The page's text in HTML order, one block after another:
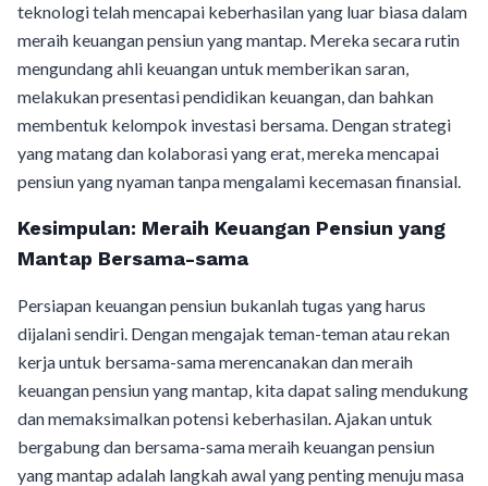
teknologi telah mencapai keberhasilan yang luar biasa dalam
meraih keuangan pensiun yang mantap. Mereka secara rutin
mengundang ahli keuangan untuk memberikan saran,
melakukan presentasi pendidikan keuangan, dan bahkan
membentuk kelompok investasi bersama. Dengan strategi
yang matang dan kolaborasi yang erat, mereka mencapai
pensiun yang nyaman tanpa mengalami kecemasan finansial.
Kesimpulan: Meraih Keuangan Pensiun yang
Mantap Bersama-sama
Persiapan keuangan pensiun bukanlah tugas yang harus
dijalani sendiri. Dengan mengajak teman-teman atau rekan
kerja untuk bersama-sama merencanakan dan meraih
keuangan pensiun yang mantap, kita dapat saling mendukung
dan memaksimalkan potensi keberhasilan. Ajakan untuk
bergabung dan bersama-sama meraih keuangan pensiun
yang mantap adalah langkah awal yang penting menuju masa